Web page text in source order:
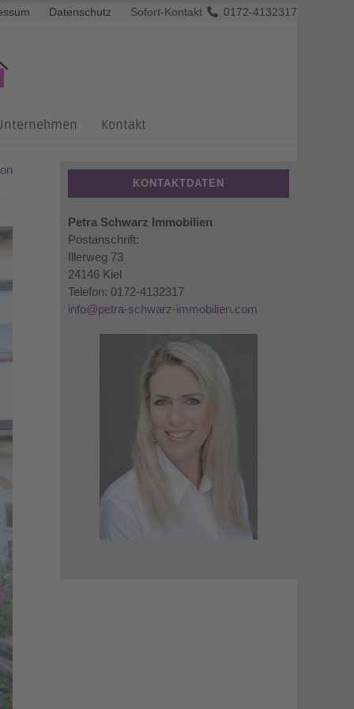
Datenschutz Sofort-Kontakt 0172-4132317
Kontakt
KONTAKTDATEN
Petra Schwarz Immobilien
Postanschrift:
Illerweg 73
24146 Kiel
Telefon: 0172-4132317
info@petra-schwarz-immobilien.com